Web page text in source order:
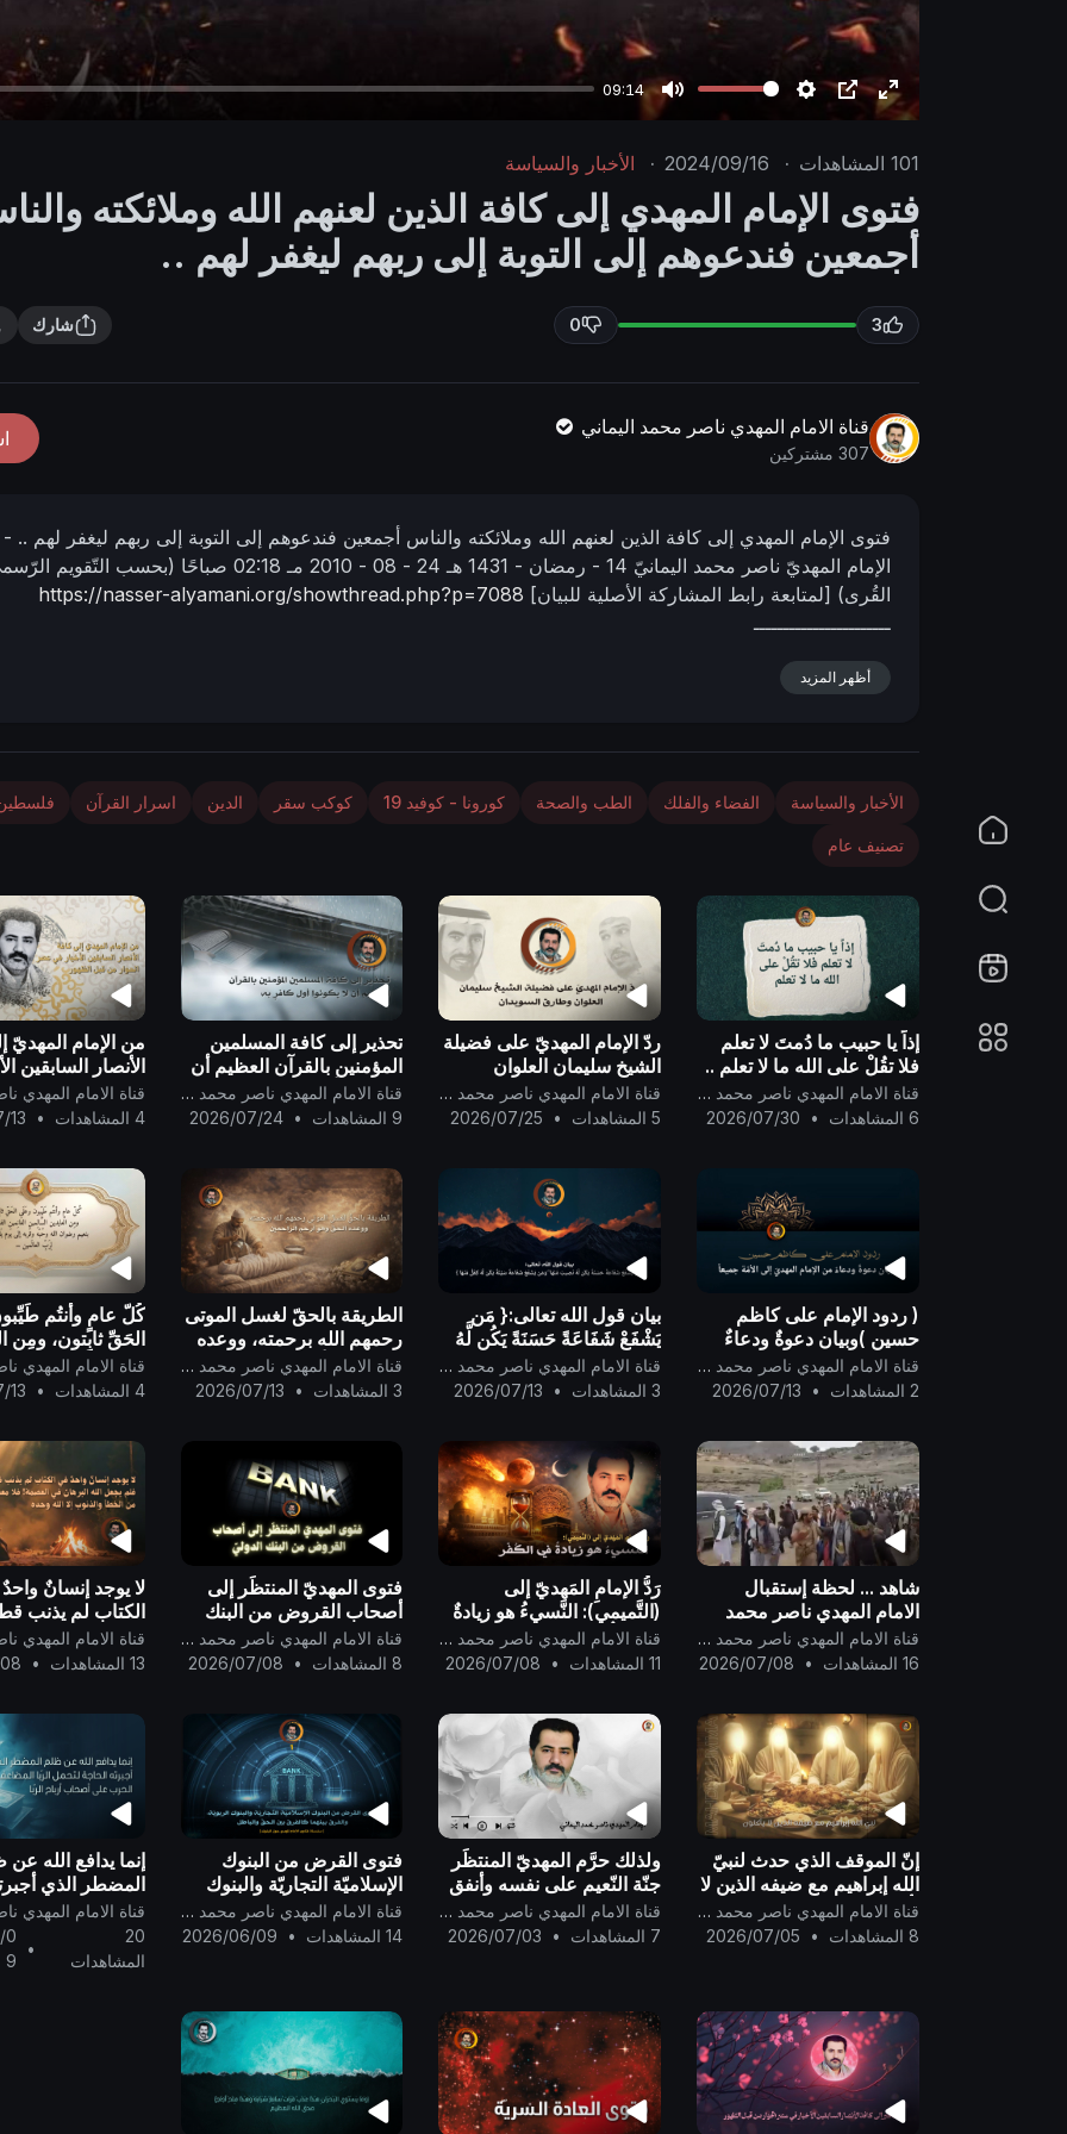
09:14
e
t
n
P
E
e
f
u
l
c
r
e
n
101 المشاهدات ·
2024/09/16
· الأخبار والسياسة
فتوى الإمام المهدي إلى كافة الذين لعنهم الله وملائكته
أجمعين فندعوهم إلى التوبة إلى ربهم ليغفر لهم ..
3
0 شارك
قناة الامام المهدي ناصر محمد اليماني
307 مشتركين
فتوى الإمام المهدي إلى كافة الذين لعنهم الله وملائكته والناس أجمعين فندعوهم إلى التوبة إلى ربهم ليغفر لهم .. - 3 -
الإمام المهديّ ناصر محمد اليمانيّ 14 - رمضان - 1431 هـ 24 - 08 - 2010 مـ 02:18 صباحًا
(بحسب التّقويم
القُرى) [لمتابعة رابط المشاركة الأصلية للبيان] https://nasser-alyamani.org/showthread.php?p=7088
ـــــــــــــــــــــــ
أظهر المزيد
الأخبار والسياسة الفضاء والفلك الطب والصحة كورونا - كوفيد 19 كوكب سقر الدين اسرار القرآن
تصنيف عام
إذاً يا حبيب ما دُمتَ لا تعلم
فلا تقُلْ على الله ما لا تعلم ..
قناة الامام المهدي ناصر محمد اليماني
6 المشاهدات
•
2026/07/30
ردّ الإمام المهديّ على فضيلة
الشيخ سليمان العلوان
وطارق السويدان ..
قناة الامام المهدي ناصر محمد اليماني
5 المشاهدات
•
2026/07/25
تحذير إلى كافة المسلمين
المؤمنين بالقرآن العظيم أن
لا يكونوا أول كافرٍ به ..
قناة الامام المهدي ناصر محمد اليماني
9 المشاهدات
•
2026/07/24
من الإمام المهديّ
الأنصار السابقين
عصر الحوار من
..
4 المشاهدات
•
13
( ردود الإمام على كاظم
حسين )وبيان دعوةٌ ودعاءٌ
من الإمام المهديّ إلى الأمَّة
جميعاً ..
قناة الامام المهدي ناصر محمد اليماني
2 المشاهدات
•
2026/07/13
بيان قول الله تعالى:{ مَن
يَشْفَعْ شَفَاعَةً حَسَنَةً يَكُن لَّهُ
نَصِيبٌ مِّنْهَا ۖ وَمَن يَشْفَعْ
شَفَاعَةً سَيِّئَةً يَكُن لَّهُ كِفْلٌ م
قناة الامام المهدي ناصر محمد اليماني
3 المشاهدات
•
2026/07/13
الطريقة بالحقّ لغسل الموتى
رحمهم الله برحمته، ووعده
الحقّ وهو أرحم الراحمين .. قناة الامام المهدي ناصر محمد اليماني
3 المشاهدات
•
2026/07/13
كُلّ عامٍ وأنتُم
الحَقِّ ثابِتون، ومِن
السَّالِمين الغَانِمين
بنعيم رضوان الله
4 المشاهدات
•
13
شاهد ... لحظة إستقبال
الامام المهدي ناصر محمد
اليماني !
قناة الامام المهدي ناصر محمد اليماني
16 المشاهدات
•
2026/07/08
رَدُّ الإمامِ المَهديّ إلى
(التَّميمي): النَّسيءُ هو زيادةٌ
في الكُفْر ..
قناة الامام المهدي ناصر محمد اليماني
11 المشاهدات
•
2026/07/08
فتوى المهديّ المنتظَر إلى
أصحاب القروض من البنك
الدوليّ ..
قناة الامام المهدي ناصر محمد اليماني
8 المشاهدات
•
2026/07/08
لا يوجد إنسانٌ
الكتاب لم يذنب
يجعل الله البرهانَ
العصمة! فلا
13 المشاهدات
•
إنّ الموقف الذي حدث لنبيّ
الله إبراهيم مع ضيفه الذين لا
يأكلون شبيهٌ بمواقف الكاميرا
الخفيّة..
قناة الامام المهدي ناصر محمد اليماني
8 المشاهدات
•
2026/07/05
ولذلك حرَّم المهديّ المنتظَر
جنّة النّعيم على نفسه وأنفق
درجته فيها لجدّه محمد
رسول الله..
قناة الامام المهدي ناصر محمد اليماني
7 المشاهدات
•
2026/07/03
فتوى القرض من البنوك
الإسلاميّة التجاريّة والبنوك
الربويّة، والفرق بينهما
كالفرق بين الحقّ والباطل ..
قناة الامام المهدي ناصر محمد اليماني
14 المشاهدات
•
2026/06/09
إنما يدافع الله
المضطر الذي
لتحمل الرّبا
الحرب على أصحاب
الرّبا ..
20
المشاهدات
•
0
9